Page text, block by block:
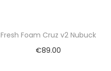
Fresh Foam Cruz v2 Nubuck
€89.00